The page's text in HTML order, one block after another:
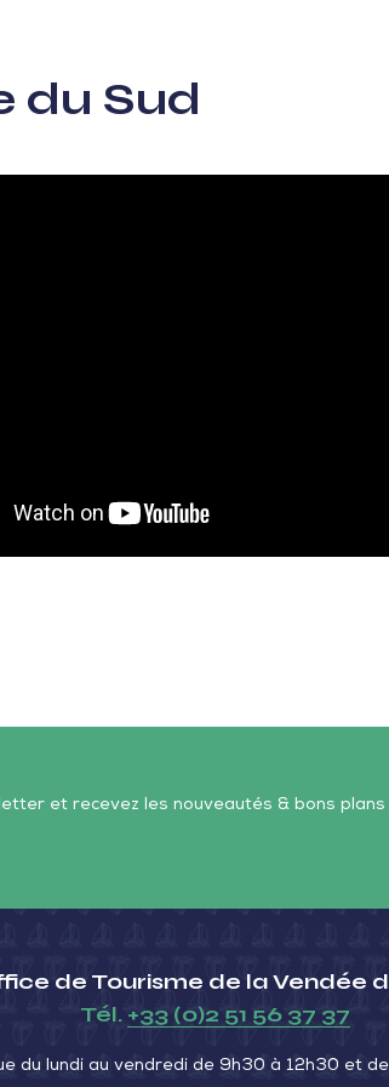
du Sud
et recevez les nouveautés & bons
de Tourisme de la Vendée
Tél. +33 (0)2 51 56 37 37
du lundi au vendredi de 9h30 à 12h30 et